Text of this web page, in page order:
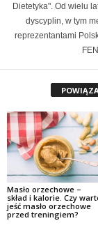
Dietetyka". Od wielu
dyscyplin, w tym
reprezentantami
Masło orzechowe –
skład i kalorie. Czy
jeść masło orzechowe
przed treningiem?